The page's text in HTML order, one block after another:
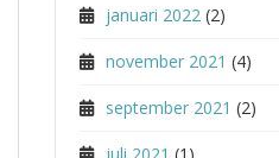
januari 2022 (2)
november 2021 (4)
september 2021 (2)